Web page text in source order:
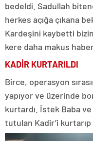
bedeldi. Sadullah
herkes açığa çıkana
Kardeşini kaybetti
kere daha makus
KADİR KURTARILDI
Birce, operasyon
yapıyor ve üzerinde
kurtardı. İstek Baba
tutulan Kadir’i